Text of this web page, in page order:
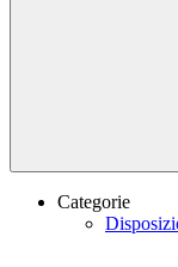
Categorie